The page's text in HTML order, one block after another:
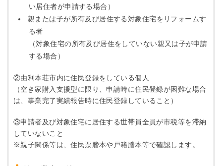
い居住者が申請する場合）
親または子が所有及び居住する対象住宅をリフォームす
る者
（対象住宅の所有及び居住をしていない親又は子が申請
する場合）
②由利本荘市内に住民登録をしている個人
（空き家購入支援型に限り、申請時に住民登録が困難な場合
は、事業完了実績報告時に住民登録していること）
③申請者及び対象住宅に居住する世帯員全員が市税等を滞納
していないこと
※親子関係等は、住民票謄本や戸籍謄本等で確認します。